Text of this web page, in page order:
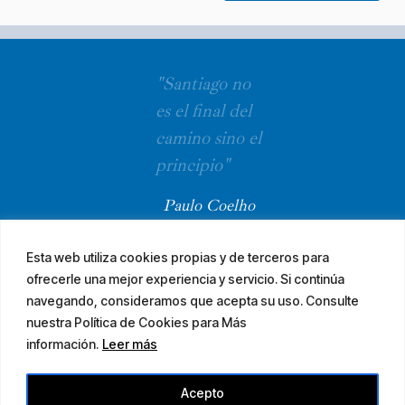
Esta web utiliza cookies propias y de terceros para
ofrecerle una mejor experiencia y servicio. Si continúa
navegando, consideramos que acepta su uso. Consulte
nuestra Política de Cookies para Más
información. Leer más
Acepto
"Santiago no
es el final del
camino sino el
principio"
Paulo Coelho
© 2026 El Camino Mozárabe de Santiago · diseña